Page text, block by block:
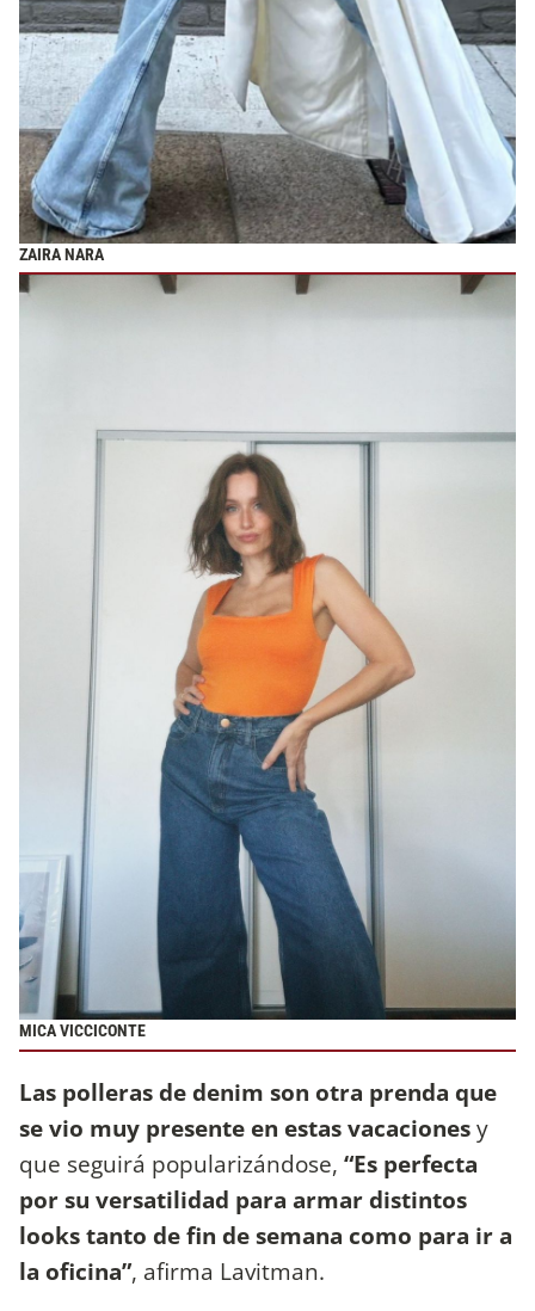
ZAIRA NARA
MICA VICCICONTE
Las polleras de denim son otra prenda que
se vio muy presente en estas vacacionesy
que seguirá popularizándose, “Es perfecta
por su versatilidad para armar distintos
looks tanto de fin de semana como para ir a
la oficina”, afirma Lavitman.